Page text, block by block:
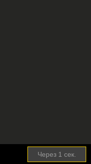
Через 1 сек.